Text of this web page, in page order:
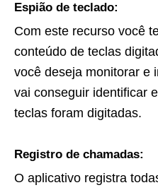
Espião de teclado:
Com este recurso você
conteúdo de teclas
você deseja monitorar e
vai conseguir identificar
teclas foram digitadas.
Registro de chamadas:
O aplicativo registra